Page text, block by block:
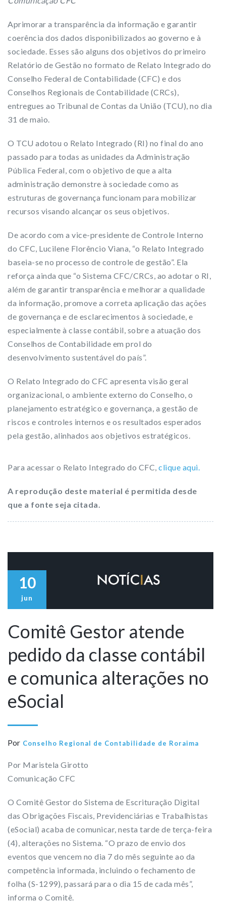
Aprimorar a transparência da informação e garantir
coerência dos dados disponibilizados ao governo e à
sociedade. Esses são alguns dos objetivos do primeiro
Relatório de Gestão no formato de Relato Integrado do
Conselho Federal de Contabilidade (CFC) e dos
Conselhos Regionais de Contabilidade (CRCs),
entregues ao Tribunal de Contas da União (TCU), no dia
31 de maio.
O TCU adotou o Relato Integrado (RI) no final do ano
passado para todas as unidades da Administração
Pública Federal, com o objetivo de que a alta
administração demonstre à sociedade como as
estruturas de governança funcionam para mobilizar
recursos visando alcançar os seus objetivos.
De acordo com a vice-presidente de Controle Interno
do CFC, Lucilene Florêncio Viana, “o Relato Integrado
baseia-se no processo de controle de gestão”. Ela
reforça ainda que “o Sistema CFC/CRCs, ao adotar o RI,
além de garantir transparência e melhorar a qualidade
da informação, promove a correta aplicação das ações
de governança e de esclarecimentos à sociedade, e
especialmente à classe contábil, sobre a atuação dos
Conselhos de Contabilidade em prol do
desenvolvimento sustentável do país”.
O Relato Integrado do CFC apresenta visão geral
organizacional, o ambiente externo do Conselho, o
planejamento estratégico e governança, a gestão de
riscos e controles internos e os resultados esperados
pela gestão, alinhados aos objetivos estratégicos.
Para acessar o Relato Integrado do CFC, clique aqui.
A reprodução deste material é permitida desde
que a fonte seja citada.
10
jun
Comitê Gestor atende
pedido da classe contábil
e comunica alterações no
eSocial
Por Conselho Regional de Contabilidade de Roraima
Por Maristela Girotto
Comunicação CFC
O Comitê Gestor do Sistema de Escrituração Digital
das Obrigações Fiscais, Previdenciárias e Trabalhistas
(eSocial) acaba de comunicar, nesta tarde de terça-feira
(4), alterações no Sistema. “O prazo de envio dos
eventos que vencem no dia 7 do mês seguinte ao da
competência informada, incluindo o fechamento de
folha (S-1299), passará para o dia 15 de cada mês”,
informa o Comitê.